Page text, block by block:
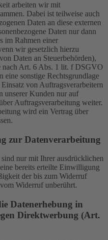
arbeiten wir mit
Dabei ist teilweise auch
Daten an diese externen
Daten nur dann
im Rahmen einer
wir gesetzlich hierzu
Daten an Steuerbehörden),
nach Art. 6 Abs. 1 lit. f DSGVO
eine sonstige Rechtsgrundlage
von Auftragsverarbeitern
unserer Kunden nur auf
Auftragsverarbeitung weiter.
wird ein Vertrag über
zur Datenverarbeitung
nur mit Ihrer ausdrücklichen
bereits erteilte Einwilligung
der bis zum Widerruf
Widerruf unberührt.
Datenerhebung in
Direktwerbung (Art.